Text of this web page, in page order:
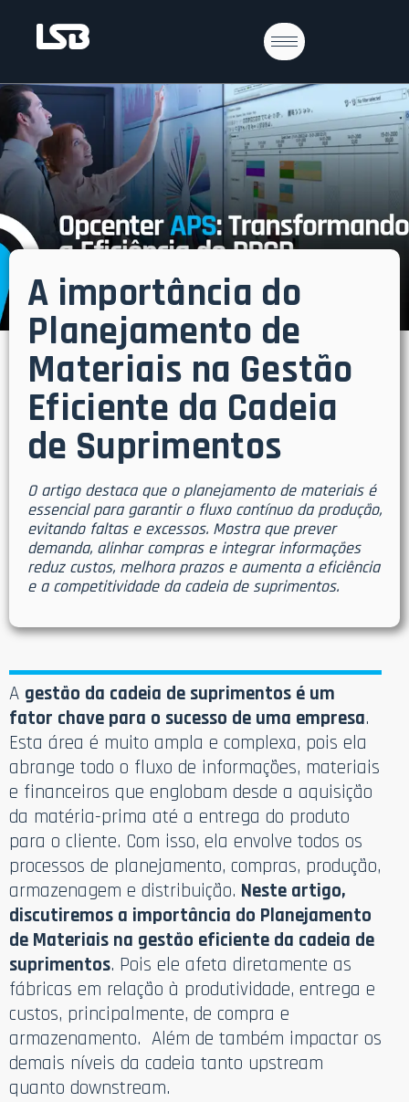
A importância do
Planejamento de
Materiais na Gestão
Eficiente da Cadeia
de Suprimentos
O artigo destaca que o planejamento de materiais é
essencial para garantir o fluxo contínuo da produção,
evitando faltas e excessos. Mostra que prever
demanda, alinhar compras e integrar informações
reduz custos, melhora prazos e aumenta a eficiência
e a competitividade da cadeia de suprimentos.
A gestão da cadeia de suprimentos é um
fator chave para o sucesso de uma empresa.
Esta área é muito ampla e complexa, pois ela
abrange todo o fluxo de informações, materiais
e financeiros que englobam desde a aquisição
da matéria-prima até a entrega do produto
para o cliente. Com isso, ela envolve todos os
processos de planejamento, compras, produção,
armazenagem e distribuição. Neste artigo,
discutiremos a importância do Planejamento
de Materiais na gestão eficiente da cadeia de
suprimentos. Pois ele afeta diretamente as
fábricas em relação à produtividade, entrega e
custos, principalmente, de compra e
armazenamento. Além de também impactar os
demais níveis da cadeia tanto upstream
quanto downstream.